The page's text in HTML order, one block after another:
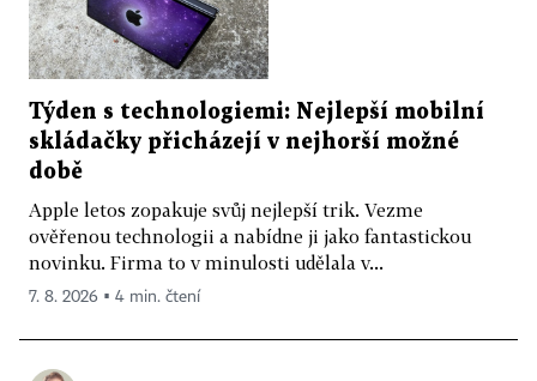
Týden s technologiemi: Nejlepší mobilní
skládačky přicházejí v nejhorší možné
době
Apple letos zopakuje svůj nejlepší trik. Vezme
ověřenou technologii a nabídne ji jako fantastickou
novinku. Firma to v minulosti udělala v...
7. 8. 2026 ▪ 4 min. čtení